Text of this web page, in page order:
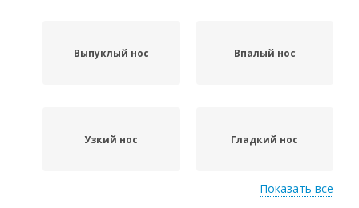
Выпуклый нос Впалый нос
Узкий нос Гладкий нос
Показать все